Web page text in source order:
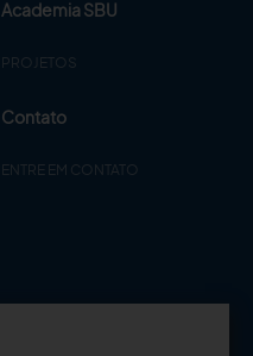
Academia SBU
PROJETOS
Contato
ENTRE EM CONTATO